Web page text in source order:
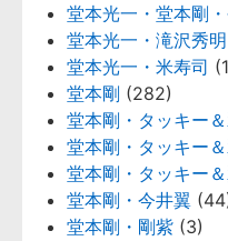
堂本光一・堂本剛
堂本光一・滝沢秀明
堂本光一・米寿司
堂本剛 (282)
堂本剛・タッキー
堂本剛・タッキー
堂本剛・タッキー
堂本剛・今井翼
堂本剛・剛紫 (3)